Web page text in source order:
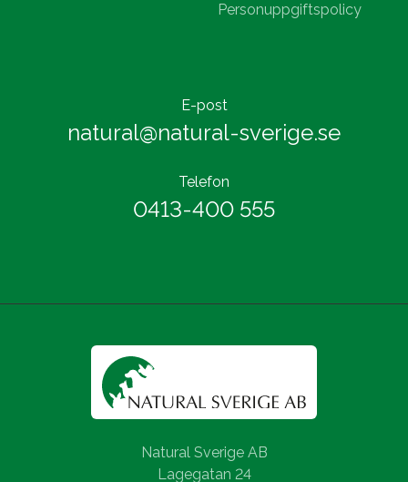
Personuppgiftspolicy
E-post
natural@natural-sverige.se
Telefon
0413-400 555
Natural Sverige AB
Lagegatan 24